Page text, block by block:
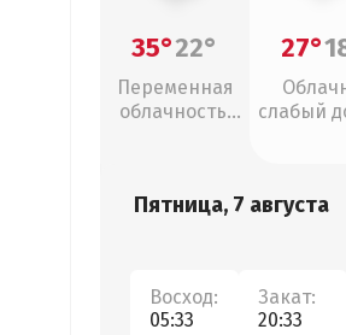
35°22°
Переменная
облачность,
27°
слабый
Пятница, 7 августа
Восход:
05:33
Закат:
20:33